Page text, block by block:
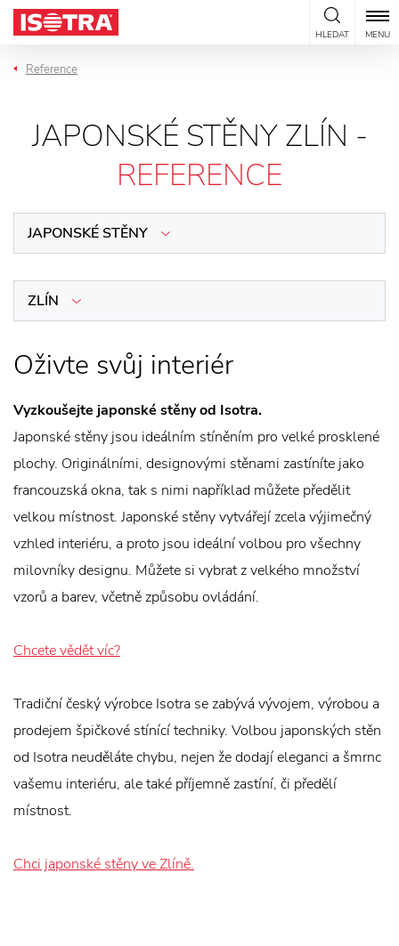
Přeskočit na obsah
HLEDAT MENU
Reference
JAPONSKÉ STĚNY ZLÍN -
REFERENCE
JAPONSKÉ STĚNY
ZLÍN
Oživte svůj interiér
Vyzkoušejte japonské stěny od Isotra.
Japonské stěny jsou ideálním stíněním pro velké prosklené
plochy. Originálními, designovými stěnami zastíníte jako
francouzská okna, tak s nimi například můžete předělit
velkou místnost. Japonské stěny vytvářejí zcela výjimečný
vzhled interiéru, a proto jsou ideální volbou pro všechny
milovníky designu. Můžete si vybrat z velkého množství
vzorů a barev, včetně způsobu ovládání.
Chcete vědět víc?
Tradiční český výrobce Isotra se zabývá vývojem, výrobou a
prodejem špičkové stínící techniky. Volbou japonských stěn
od Isotra neuděláte chybu, nejen že dodají eleganci a šmrnc
vašemu interiéru, ale také příjemně zastíní, či předělí
místnost.
Chci japonské stěny ve Zlíně.